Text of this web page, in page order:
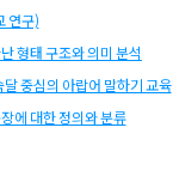
연구)
형태 구조와 의미 분석
중심의 아랍어 말하기 교육
에 대한 정의와 분류